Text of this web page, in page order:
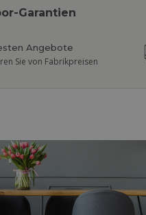
Garantien
Angebote
Sie von Fabrikpreisen